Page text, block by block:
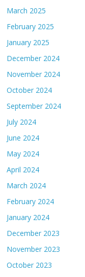
March 2025
February 2025
January 2025
December 2024
November 2024
October 2024
September 2024
July 2024
June 2024
May 2024
April 2024
March 2024
February 2024
January 2024
December 2023
November 2023
October 2023